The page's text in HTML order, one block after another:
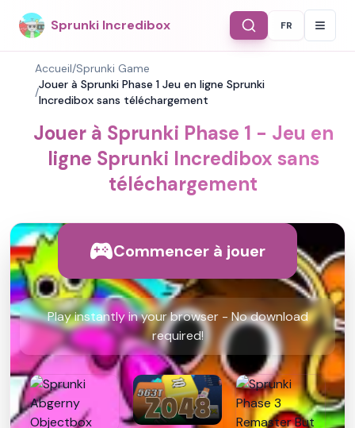
Sprunki Incredibox Select
FR
Accueil/Sprunki Game
/
Jouer à Sprunki Phase 1 Jeu en ligne Sprunki
Incredibox sans téléchargement
Jouer à Sprunki Phase 1 - Jeu en
ligne Sprunki Incredibox sans
téléchargement
Commencer à jouer
Play instantly in your browser - No download
required!